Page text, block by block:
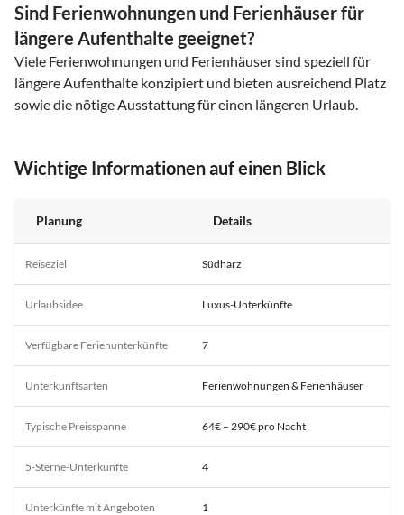
Sind Ferienwohnungen und Ferienhäuser für
längere Aufenthalte geeignet?
Viele Ferienwohnungen und Ferienhäuser sind speziell für
längere Aufenthalte konzipiert und bieten ausreichend Platz
sowie die nötige Ausstattung für einen längeren Urlaub.
Wichtige Informationen auf einen Blick
Planung Details
Reiseziel Südharz
Urlaubsidee Luxus-Unterkünfte
Verfügbare Ferienunterkünfte 7
Unterkunftsarten Ferienwohnungen & Ferienhäuser
Typische Preisspanne 64€ – 290€ pro Nacht
5-Sterne-Unterkünfte 4
Unterkünfte mit Angeboten 1